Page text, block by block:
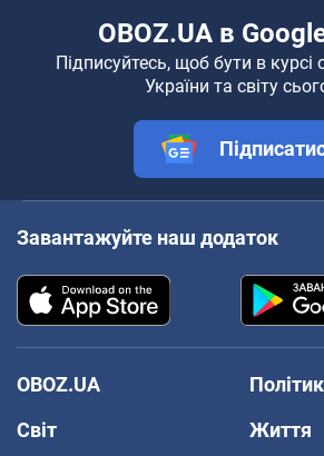
OBOZ.UA в
Підписуйтесь, щоб бути в курсі
України та світу
Завантажуйте наш додаток
OBOZ.UA
Світ
Життя